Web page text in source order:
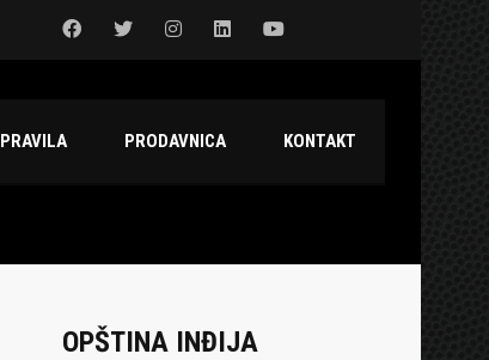
PRAVILA PRODAVNICA KONTAKT
OPŠTINA INĐIJA